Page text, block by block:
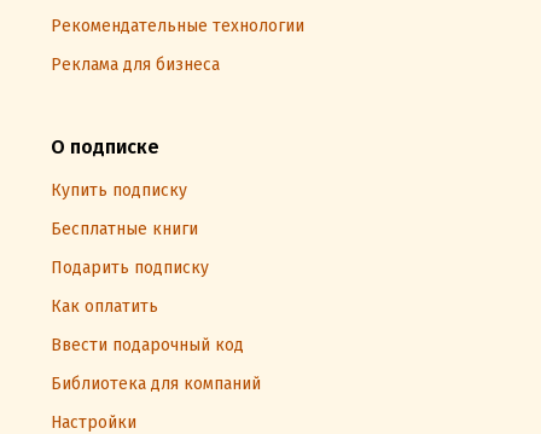
Рекомендательные технологии
Реклама для бизнеса
О подписке
Купить подписку
Бесплатные книги
Подарить подписку
Как оплатить
Ввести подарочный код
Библиотека для компаний
Настройки